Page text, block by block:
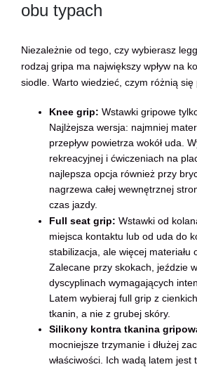
obu typach
Niezależnie od tego, czy wybierasz
rodzaj gripa ma największy wpływ na
siodle. Warto wiedzieć, czym różnią
Knee grip: Wstawki gripowe
Najlżejsza wersja: najmniej
przepływ powietrza wokół uda.
rekreacyjnej i ćwiczeniach na
najlepsza opcja również przy
nagrzewa całej wewnętrznej
czas jazdy.
Full seat grip: Wstawki od
miejsca kontaktu lub od uda do
stabilizacja, ale więcej materiału
Zalecane przy skokach, jeździe
dyscyplinach wymagających
Latem wybieraj full grip z
tkanin, a nie z grubej skóry.
Silikony kontra tkanina
mocniejsze trzymanie i dłużej
właściwości. Ich wadą latem jest